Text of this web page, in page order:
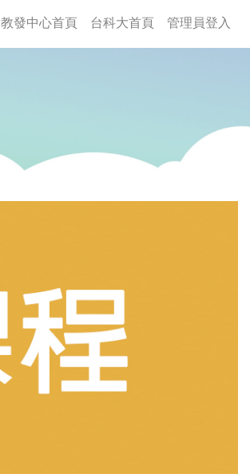
教發中心首頁 台科大首頁 管理員登入